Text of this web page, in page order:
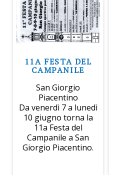
11A FESTA DEL
CAMPANILE
San Giorgio
Piacentino
Da venerdì 7 a lunedì
10 giugno torna la
11a Festa del
Campanile a San
Giorgio Piacentino.